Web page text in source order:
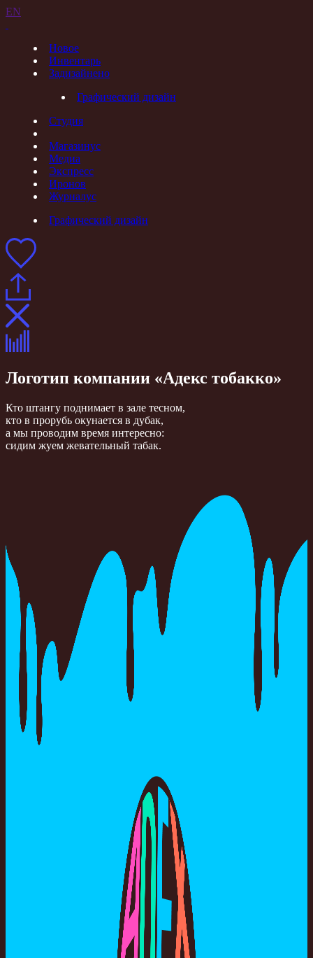
EN
Новое
Инвентарь
Задизайнено
Графический дизайн
Студия
Магазинус
Медиа
Экспресс
Иронов
Журналус
Графический дизайн
Логотип компании «Адекс тобакко»
Кто штангу поднимает в зале тесном,
кто в прорубь окунается в дубак,
а мы проводим время интересно:
сидим жуем жевательный табак.